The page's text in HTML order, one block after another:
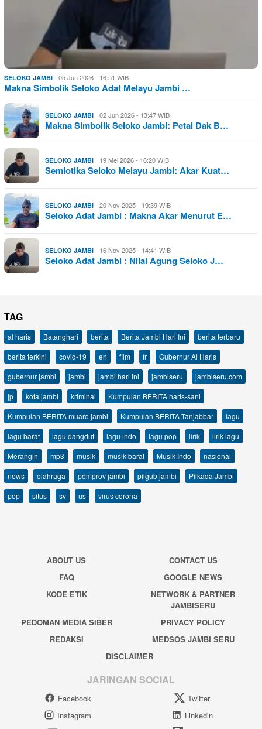
SELOKO JAMBI 05 Jun 2026 - 16:51 WIB
Makna Simbolik Seloko Adat Melayu Jambi …
SELOKO JAMBI 02 Jun 2026 - 13:47 WIB
Makna Simbolik Seloko Jambi: Petai Dak B…
SELOKO JAMBI 19 Mei 2026 - 16:20 WIB
Semiotika Seloko Melayu Jambi: Akar Kuat…
SELOKO JAMBI 20 Nov 2025 - 19:39 WIB
Seloko Adat Jambi : Makna Akar Menurut E…
SELOKO JAMBI 16 Nov 2025 - 14:41 WIB
Seloko Adat Jambi : Nilai Agung Seloko J…
TAG
al haris Batanghari berita Berita Jambi Hari Ini
berita terbaru
berita terkini
covid-19 en film fr
Gubernur Al Haris
gubernur jambi
jambi jambi hari ini jambiseru
jambiseru.com
jp
kota jambi kriminal
Kumpulan BERITA haris-sani
Kumpulan BERITA muaro jambi
Kumpulan BERITA Tanjabbar
lagu
lagu barat
lagu dangdut lagu indo lagu pop lirik
lirik lagu
Merangin
mp3 musik musik barat Musik Indo
nasional
news
olahraga pemprov jambi pilgub jambi
Pilkada Jambi
pop
situs sv us virus corona
ABOUT US
CONTACT US
FAQ
GOOGLE NEWS
KODE ETIK
NETWORK & PARTNER
JAMBISERU
PEDOMAN MEDIA SIBER
PRIVACY POLICY
REDAKSI
MEDSOS JAMBI SERU
DISCLAIMER
JARINGAN SOCIAL
Facebook
Twitter
Instagram
Linkedin